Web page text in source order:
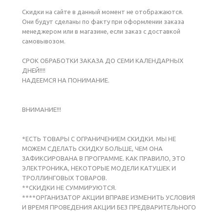
Скидки на сайте в данный момент не отображаются.
Они будут сделаны по факту при оформлении заказа
менеджером или в магазине, если заказ с доставкой
самовывозом.
СРОК ОБРАБОТКИ ЗАКАЗА ДО СЕМИ КАЛЕНДАРНЫХ
ДНЕЙ!!!!
НАДЕЕМСЯ НА ПОНИМАНИЕ.
ВНИМАНИЕ!!!
*ЕСТЬ ТОВАРЫ С ОГРАНИЧЕНИЕМ СКИДКИ. МЫ НЕ
МОЖЕМ СДЕЛАТЬ СКИДКУ БОЛЬШЕ, ЧЕМ ОНА
ЗАФИКСИРОВАНА В ПРОГРАММЕ. КАК ПРАВИЛО, ЭТО
ЭЛЕКТРОНИКА, НЕКОТОРЫЕ МОДЕЛИ КАТУШЕК И
ТРОЛЛИНГОВЫХ ТОВАРОВ.
**СКИДКИ НЕ СУММИРУЮТСЯ.
****ОРГАНИЗАТОР АКЦИИ ВПРАВЕ ИЗМЕНИТЬ УСЛОВИЯ
И ВРЕМЯ ПРОВЕДЕНИЯ АКЦИИ БЕЗ ПРЕДВАРИТЕЛЬНОГО